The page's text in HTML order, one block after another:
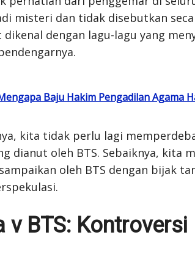
misteri dan tidak disebutkan
dengan lagu-lagu yang
Baju Hakim Pengadilan Agama
kita tidak perlu lagi
dianut oleh BTS. Sebaiknya, kita
oleh BTS dengan bijak
v BTS: